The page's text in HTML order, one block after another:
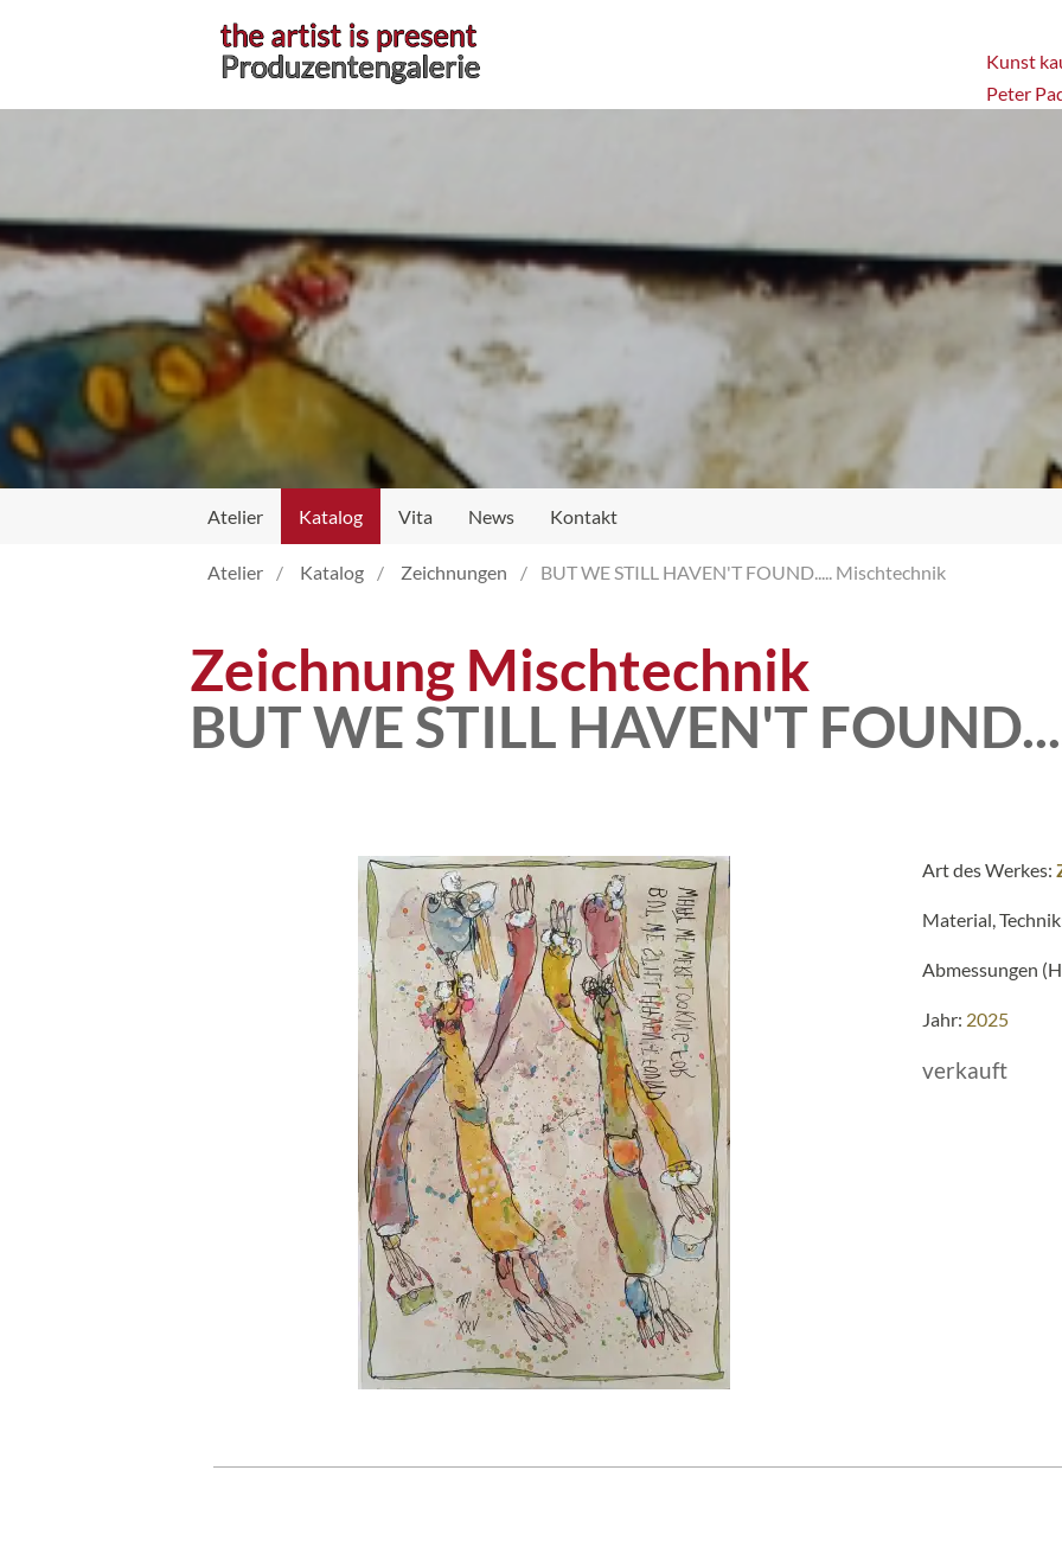
Kunst
Peter
Atelier Katalog Vita News Kontakt
Atelier
Atelier Katalog Zeichnungen BUT WE STILL HAVEN'T FOUND..... Mischtechnik
Zeichnung Mischtechnik
BUT WE STILL HAVEN'T
Art des Werkes:
Material,
Abmessungen
Jahr: 2025
verkauft